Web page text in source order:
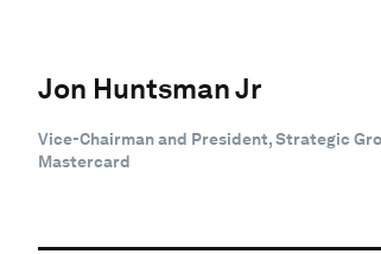
Jon Huntsman Jr
Vice-Chairman and President, Strategic
Mastercard